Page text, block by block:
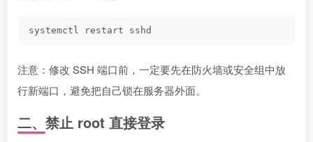
systemctl restart sshd
注意：修改 SSH 端口前，一定要先在防火墙或安全组中放
行新端口，避免把自己锁在服务器外面。
二、禁止 root 直接登录